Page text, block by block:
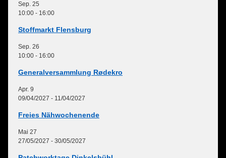
Sep. 25
10:00 - 16:00
Stoffmarkt Flensburg
Sep. 26
10:00 - 16:00
Generalversammlung Rødekro
Apr. 9
09/04/2027 - 11/04/2027
Freies Nähwochenende
Mai 27
27/05/2027 - 30/05/2027